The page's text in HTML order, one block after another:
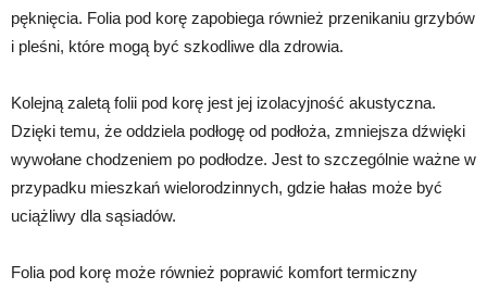
pęknięcia. Folia pod korę zapobiega również przenikaniu grzybów
i pleśni, które mogą być szkodliwe dla zdrowia.
Kolejną zaletą folii pod korę jest jej izolacyjność akustyczna.
Dzięki temu, że oddziela podłogę od podłoża, zmniejsza dźwięki
wywołane chodzeniem po podłodze. Jest to szczególnie ważne w
przypadku mieszkań wielorodzinnych, gdzie hałas może być
uciążliwy dla sąsiadów.
Folia pod korę może również poprawić komfort termiczny